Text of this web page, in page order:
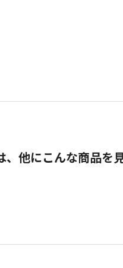
、他にこんな商品を